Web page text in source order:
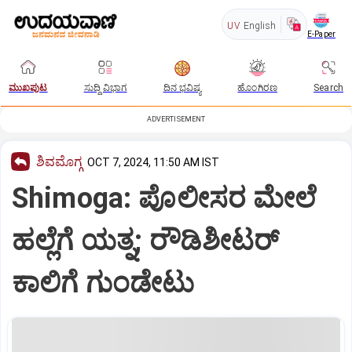
UV English
E-Paper
ಮುಖಪುಟ ಸುದ್ದಿ ವಿಭಾಗ ದಿನ ಭವಿಷ್ಯ ಹೊಂಗಿರಣ Search
ADVERTISEMENT
ಶಿವಮೊಗ್ಗ OCT 7, 2024, 11:50 AM IST
Shimoga: ಪೊಲೀಸರ ಮೇಲೆ
ಹಲ್ಲೆಗೆ ಯತ್ನ; ರೌಡಿಶೀಟರ್‌
ಕಾಲಿಗೆ ಗುಂಡೇಟು